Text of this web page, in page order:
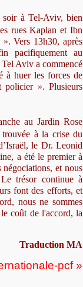
soir à Tel-Aviv, bien
rues Kaplan et Ibn
Vers 13h30, après
pacifiquement au
Aviv a commencé
à huer les forces de
». Plusieurs
au Jardin Rose
trouvée à la crise du
le Dr. Leonid
a été le premier à
et nous
trésor continue à
font des efforts, et
nous ne sommes
coût de l'accord, la
Traduction MA
pcf »